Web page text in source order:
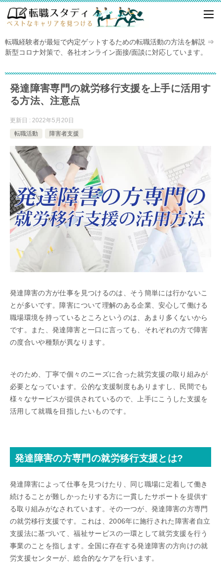
転職経験者が最短で内定ゲットするための転職活動の方法を解説 ⇒
新型コロナ対策で、各社オンライン面接/面談に対応しています。
発達障害専門の就労移行支援を上手に活用す
る方法、注意点
更新日 : 2022年5月20日
転職活動
障害者支援
発達障害の方が仕事を見つけるのは、そう簡単には行かないこ
とが多いです。障害について理解のある企業、安心して働ける
職場環境を持っているところというのは、あまり多くないから
です。また、発達障害と一口に言っても、それぞれの方で障害
の度合いや種類が異なります。
そのため、丁寧で個々のニーズに合った就労支援の取り組みが
必要となっています。公的な支援制度もありますし、民間でも
様々なサービスが提供されているので、上手にこうした支援を
活用して就職を目指したいものです。
発達障害の方専門の就労移行支援とは?
発達障害によって仕事を見つけたり、同じ職場に定着して働き
続けることが難しかったりする方に一貫したサポートを提供す
る取り組みがなされています。その一つが、発達障害の方専門
の就労移行支援です。これは、2006年に施行された障害者自立
支援法に基づいて、福祉サービスの一環として就労支援を行う
事業のことを指します。全国に存在する発達障害の方向けの就
労支援センターが、総合的なケアを行います。